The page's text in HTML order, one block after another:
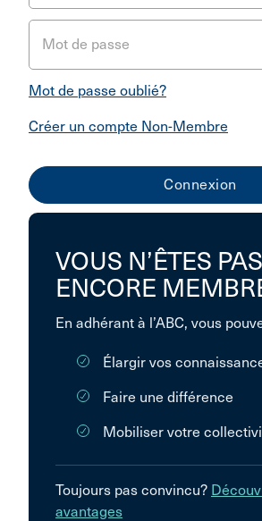
Mot de passe
Mot de passe oublié?
Créer un compte Non-Membre
VOUS N’ÊTES PAS
ENCORE
En adhérant à l’ABC, vous
Élargir vos
Faire une différence
Mobiliser votre
Toujours pas convincu?
avantages